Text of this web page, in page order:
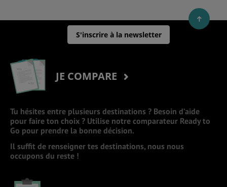
S'inscrire à la newsletter
JE COMPARE
Tu hésites entre plusieurs destinations ? Besoin d’aide
pour faire ton choix ? Utilise notre comparateur Ready to
Go pour prendre la bonne décision.
Il suffit de renseigner tes destinations, nous nous
occupons du reste !